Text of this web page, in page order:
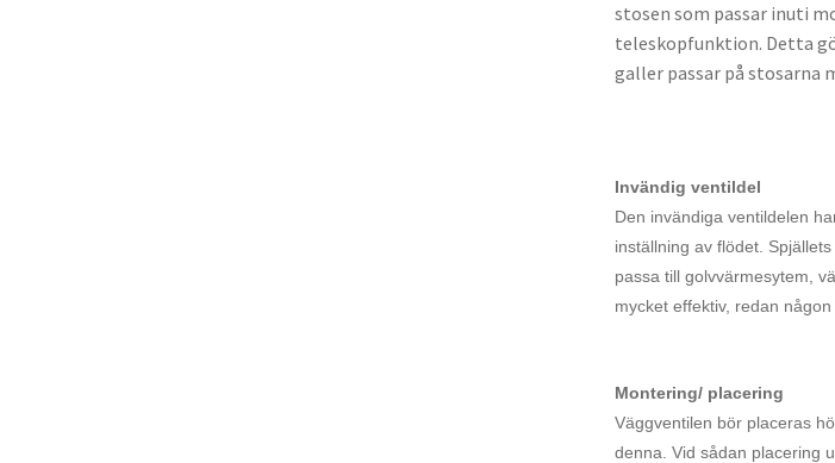
stosen som passar inuti
teleskopfunktion. Detta
galler passar på stosarna
Invändig ventildel
Den invändiga ventildelen
inställning av flödet.
passa till golvvärmesytem,
mycket effektiv, redan
Montering/ placering
Väggventilen bör placeras
denna. Vid sådan placering